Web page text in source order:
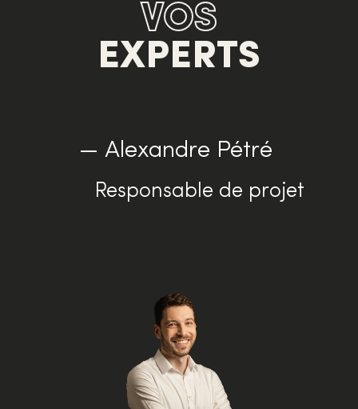
VOS
EXPERTS
— Alexandre Pétré
Responsable de projet